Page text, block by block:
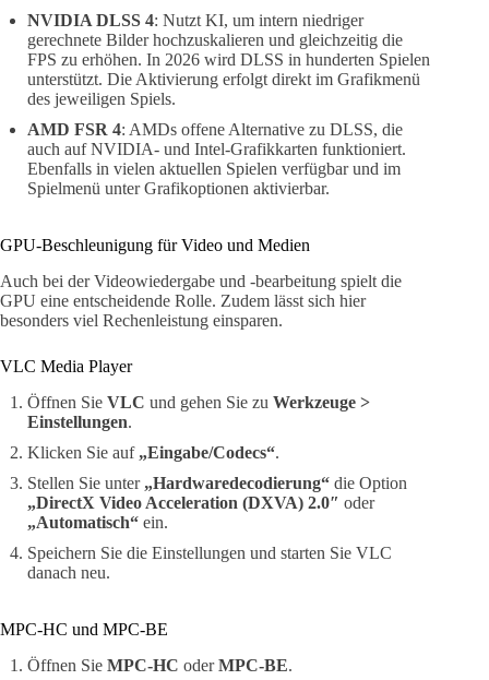
NVIDIA DLSS 4: Nutzt KI, um intern niedriger
gerechnete Bilder hochzuskalieren und gleichzeitig die
FPS zu erhöhen. In 2026 wird DLSS in hunderten Spielen
unterstützt. Die Aktivierung erfolgt direkt im Grafikmenü
des jeweiligen Spiels.
AMD FSR 4: AMDs offene Alternative zu DLSS, die
auch auf NVIDIA- und Intel-Grafikkarten funktioniert.
Ebenfalls in vielen aktuellen Spielen verfügbar und im
Spielmenü unter Grafikoptionen aktivierbar.
GPU-Beschleunigung für Video und Medien
Auch bei der Videowiedergabe und -bearbeitung spielt die
GPU eine entscheidende Rolle. Zudem lässt sich hier
besonders viel Rechenleistung einsparen.
VLC Media Player
Öffnen Sie VLC und gehen Sie zu Werkzeuge >
Einstellungen.
Klicken Sie auf „Eingabe/Codecs“.
Stellen Sie unter „Hardwaredecodierung“ die Option
„DirectX Video Acceleration (DXVA) 2.0″ oder
„Automatisch“ ein.
Speichern Sie die Einstellungen und starten Sie VLC
danach neu.
MPC-HC und MPC-BE
Öffnen Sie MPC-HC oderMPC-BE.